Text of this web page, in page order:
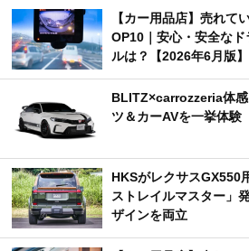
【カー用品店】売れて
OP10｜安心・安全な
ルは？【2026年6月版】
BLITZ×carrozzeria体
ツ＆カーAVを一挙体験
HKSがレクサスGX550
ストレイルマスター」
ザインを両立